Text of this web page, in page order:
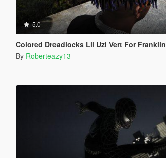
5.0
Colored Dreadlocks Lil Uzi Vert For Franklin
By Roberteazy13